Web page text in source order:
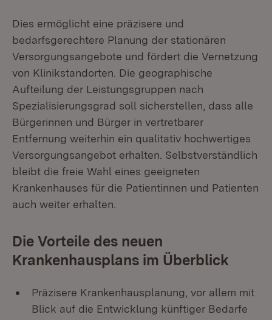
Dies ermöglicht eine präzisere und
bedarfsgerechtere Planung der stationären
Versorgungsangebote und fördert die Vernetzung
von Klinikstandorten. Die geographische
Aufteilung der Leistungsgruppen nach
Spezialisierungsgrad soll sicherstellen, dass alle
Bürgerinnen und Bürger in vertretbarer
Entfernung weiterhin ein qualitativ hochwertiges
Versorgungsangebot erhalten. Selbstverständlich
bleibt die freie Wahl eines geeigneten
Krankenhauses für die Patientinnen und Patienten
auch weiter erhalten.
Die Vorteile des neuen
Krankenhausplans im Überblick
Präzisere Krankenhausplanung, vor allem mit
Blick auf die Entwicklung künftiger Bedarfe